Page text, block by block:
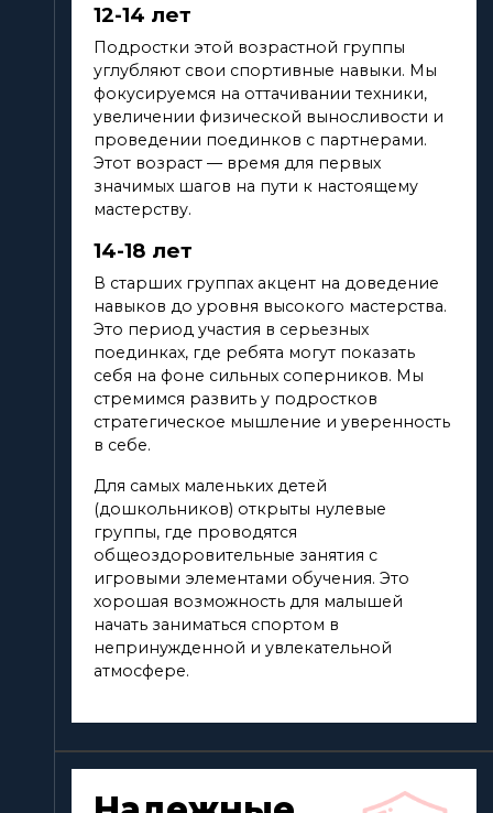
12-14 лет
Подростки этой возрастной группы
углубляют свои спортивные навыки. Мы
фокусируемся на оттачивании техники,
увеличении физической выносливости и
проведении поединков с партнерами.
Этот возраст — время для первых
значимых шагов на пути к настоящему
мастерству.
14-18 лет
В старших группах акцент на доведение
навыков до уровня высокого мастерства.
Это период участия в серьезных
поединках, где ребята могут показать
себя на фоне сильных соперников. Мы
стремимся развить у подростков
стратегическое мышление и уверенность
в себе.
Для самых маленьких детей
(дошкольников) открыты нулевые
группы, где проводятся
общеоздоровительные занятия с
игровыми элементами обучения. Это
хорошая возможность для малышей
начать заниматься спортом в
непринужденной и увлекательной
атмосфере.